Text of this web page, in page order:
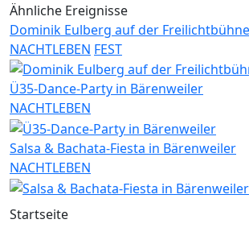
Ähnliche Ereignisse
Dominik Eulberg auf der
NACHTLEBEN FEST
Ü35-Dance-Party in Bärenweiler
NACHTLEBEN
Salsa & Bachata-Fiesta in Bärenweiler
NACHTLEBEN
Startseite